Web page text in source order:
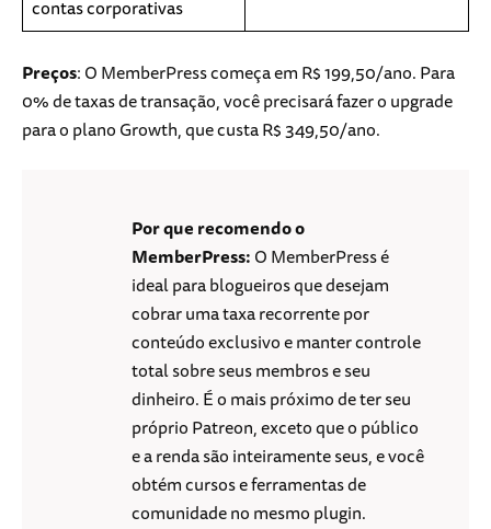
contas corporativas
Preços: O MemberPress começa em R$ 199,50/ano. Para
0% de taxas de transação, você precisará fazer o upgrade
para o plano Growth, que custa R$ 349,50/ano.
Por que recomendo o
MemberPress:O MemberPress é
ideal para blogueiros que desejam
cobrar uma taxa recorrente por
conteúdo exclusivo e manter controle
total sobre seus membros e seu
dinheiro. É o mais próximo de ter seu
próprio Patreon, exceto que o público
e a renda são inteiramente seus, e você
obtém cursos e ferramentas de
comunidade no mesmo plugin.